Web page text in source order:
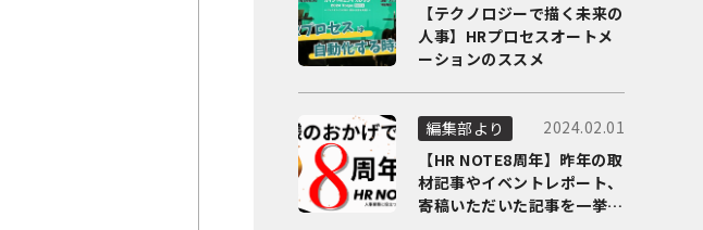
【テクノロジーで描く未来の
人事】HRプロセスオートメ
ーションのススメ
編集部より
2024.02.01
【HR NOTE8周年】昨年の取
材記事やイベントレポート、
寄稿いただいた記事を一挙に